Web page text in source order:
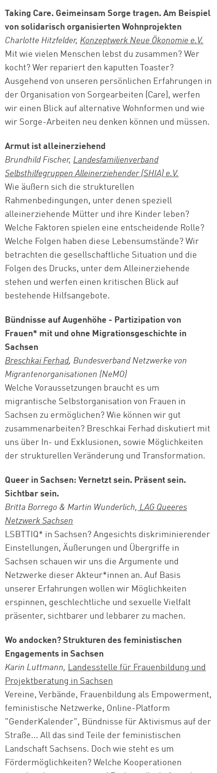
Taking Care. Geimeinsam Sorge tragen. Am Beispiel
von solidarisch organisierten Wohnprojekten
Charlotte Hitzfelder, Konzeptwerk Neue Ökonomie e.V.
Mit wie vielen Menschen lebst du zusammen? Wer
kocht? Wer repariert den kaputten Toaster?
Ausgehend von unseren persönlichen Erfahrungen in
der Organisation von Sorgearbeiten (Care), werfen
wir einen Blick auf alternative Wohnformen und wie
wir Sorge-Arbeiten neu denken können und müssen.
Armut ist alleinerziehend
Brundhild Fischer, Landesfamilienverband
Selbsthilfegruppen Alleinerziehender (SHIA) e.V.
Wie äußern sich die strukturellen
Rahmenbedingungen, unter denen speziell
alleinerziehende Mütter und ihre Kinder leben?
Welche Faktoren spielen eine entscheidende Rolle?
Welche Folgen haben diese Lebensumstände? Wir
betrachten die gesellschaftliche Situation und die
Folgen des Drucks, unter dem Alleinerziehende
stehen und werfen einen kritischen Blick auf
bestehende Hilfsangebote.
Bündnisse auf Augenhöhe - Partizipation von
Frauen* mit und ohne Migrationsgeschichte in
Sachsen
Breschkai Ferhad, Bundesverband Netzwerke von
Migrantenorganisationen (NeMO)
Welche Voraussetzungen braucht es um
migrantische Selbstorganisation von Frauen in
Sachsen zu ermöglichen? Wie können wir gut
zusammenarbeiten? Breschkai Ferhad diskutiert mit
uns über In- und Exklusionen, sowie Möglichkeiten
der strukturellen Veränderung und Transformation.
Queer in Sachsen: Vernetzt sein. Präsent sein.
Sichtbar sein.
Britta Borrego & Martin Wunderlich, LAG Queeres
Netzwerk Sachsen
LSBTTIQ* in Sachsen? Angesichts diskriminierender
Einstellungen, Äußerungen und Übergriffe in
Sachsen schauen wir uns die Argumente und
Netzwerke dieser Akteur*innen an. Auf Basis
unserer Erfahrungen wollen wir Möglichkeiten
erspinnen, geschlechtliche und sexuelle Vielfalt
präsenter, sichtbarer und lebbarer zu machen.
Wo andocken? Strukturen des feministischen
Engagements in Sachsen
Karin Luttmann, Landesstelle für Frauenbildung und
Projektberatung in Sachsen
Vereine, Verbände, Frauenbildung als Empowerment,
feministische Netzwerke, Online-Platform
"GenderKalender", Bündnisse für Aktivismus auf der
Straße... All das sind Teile der feministischen
Landschaft Sachsens. Doch wie steht es um
Fördermöglichkeiten? Welche Kooperationen